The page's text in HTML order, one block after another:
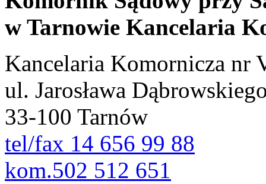
w Tarnowie Kancelaria
Kancelaria Komornicza nr
ul. Jarosława
33-100 Tarnów
tel/fax 14 656 99 88
kom.502 512 651